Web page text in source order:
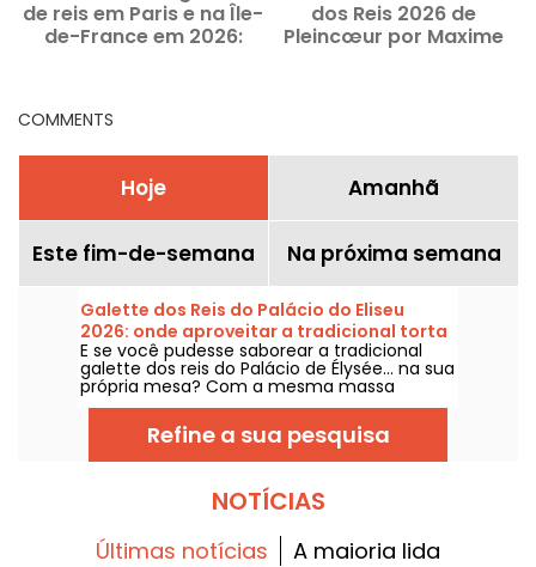
de reis em Paris e na Île-
de-France em 2026:
dos Reis 2026 de
Pleincœur por Maxime
COMMENTS
Hoje Amanhã
Este fim-de-semana Na próxima semana
Galette dos Reis do Palácio do Eliseu
2026: onde aproveitar a tradicional torta
presidencial em formato familiar? - fotos
E se você pudesse saborear a tradicional
galette dos reis do Palácio de Élysée... na sua
própria mesa? Com a mesma massa
folhada feita com manteiga de verdade, o
mesmo creme de amêndoas caseiro, e
desta vez com a fava para que cada um
possa virar rei ou rainha por um momento.
padaria artesanal do 15º arrondissement,
que mantém a receita servida ao palácio,
mesa!
Refine a sua pesquisa
NOTÍCIAS
Últimas notícias A maioria lida